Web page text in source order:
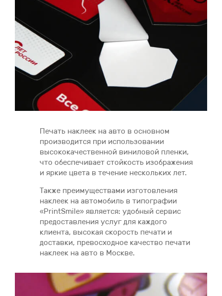
Печать наклеек на авто в основном
производится при использовании
высококачественной виниловой пленки,
что обеспечивает стойкость изображения
и яркие цвета в течение нескольких лет.
Также преимуществами изготовления
наклеек на автомобиль в типографии
«PrintSmile» является: удобный сервис
предоставления услуг для каждого
клиента, высокая скорость печати и
доставки, превосходное качество печати
наклеек на авто в Москве.